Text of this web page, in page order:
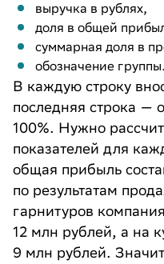
выручка в рублях,
доля в общей
суммарная доля в
обозначение группы.
В каждую строку
последняя строка —
100%. Нужно
показателей для
общая прибыль
по результатам
гарнитуров
12 млн рублей, а на
9 млн рублей.